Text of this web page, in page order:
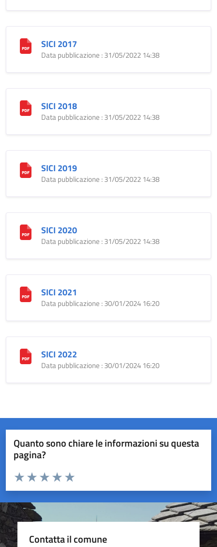
SICI 2017
Data pubblicazione : 31/05/2022 14:38
SICI 2018
Data pubblicazione : 31/05/2022 14:38
SICI 2019
Data pubblicazione : 31/05/2022 14:38
SICI 2020
Data pubblicazione : 31/05/2022 14:38
SICI 2021
Data pubblicazione : 30/01/2024 16:20
SICI 2022
Data pubblicazione : 30/01/2024 16:20
Quanto sono chiare le informazioni su questa
pagina?
Valuta da 1 a 5 stelle la pagina
Valuta 5 stelle su 5
Valuta 4 stelle su 5
Valuta 3 stelle su 5
Valuta 2 stelle su 5
Valuta 1 stelle su 5
Contatta il comune